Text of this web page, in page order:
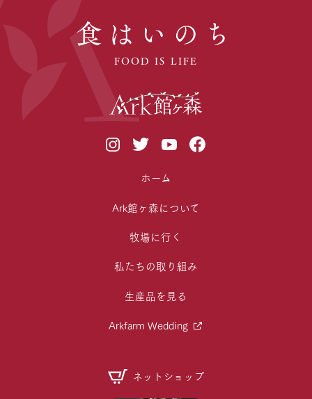
食はいのち
FOOD IS LIFE
ホーム
Ark館ヶ森について
牧場に行く
私たちの取り組み
生産品を見る
Arkfarm Wedding
ネットショップ